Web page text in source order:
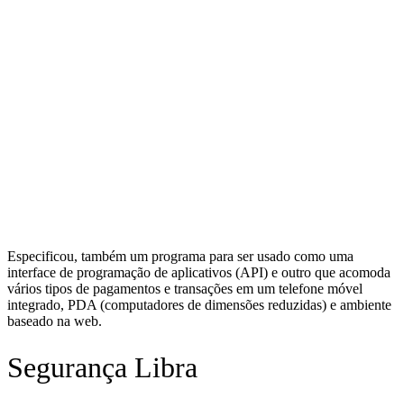
Especificou, também um programa para ser usado como uma
interface de programação de aplicativos (API) e outro que acomoda
vários tipos de pagamentos e transações em um telefone móvel
integrado, PDA (computadores de dimensões reduzidas) e ambiente
baseado na web.
Segurança Libra